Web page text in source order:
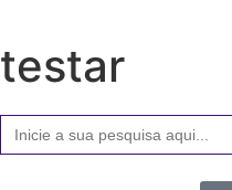
testar
Search
for: